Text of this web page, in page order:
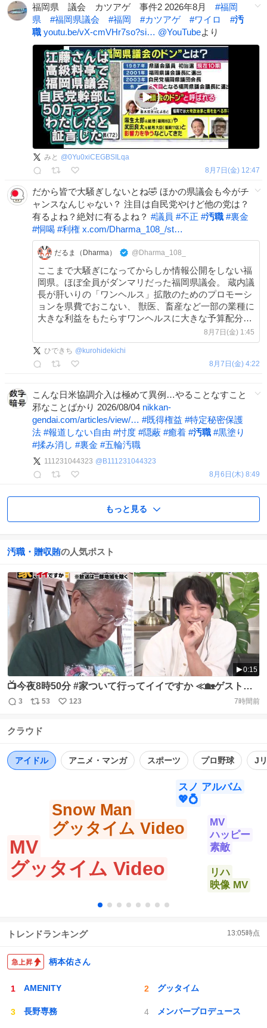
福岡県 議会 カツアゲ 事件2 2026年8月 #福岡
県
#福岡県議会 #福岡 #カツアゲ #ワイロ #汚
職 youtu.be/vX-cmVHr7so?si… @YouTubeより
みと @0Yu0xiCEGBSILqa
8月7日(金) 12:47
だから皆で大騒ぎしないとね🤣 ほかの県議会も今がチ
ャンスなんじゃない？ 注目は自民党やけど他の党は？
有るよね？絶対に有るよね？ #議員 #不正 #汚職 #裏金
#恫喝 #利権 x.com/Dharma_108_/st…
だるま（Dharma） @Dharma_108_
ここまで大騒ぎになってからしか情報公開をしない福
岡県。ほぼ全員がダンマリだった福岡県議会。 蔵内議
長が肝いりの「ワンヘルス」拡散のためのプロモーシ
ョンを県費でおこない、 獣医、畜産など一部の業種に
大きな利益をもたらすワンヘルスに大きな予算配分を
8月7日(金) 1:45
ひできち @ kurohidekichi
8月7日(金) 4:22
こんな日米協調介入は極めて異例…やることなすこと
邪なことばかり 2026/08/04 nikkan-
gendai.com/articles/view/… #既得権益 #特定秘密保護
法 #報道しない自由 #忖度 #隠蔽 #癒着 #汚職 #黒塗り
#揉み消し #裏金 #五輪汚職
111231044323 @ B111231044323
8月6日(木) 8:49
もっと見る
汚職・贈収賄の人気ポスト
0:15
📺今夜8時50分 #家ついて行ってイイですか ≪🏡ゲスト：#
坂口健太郎≫ 1⃣田中角栄の元秘書！戦後最大の汚職“ロッ
元信金マン！東日本大震災で変わった生活と趣味 3⃣40年
え支えあう夫婦の絆 https://t.co/XZzJosCxKn
返
数
3
リ
ス
数
53
い
123 7時間前
クラウド
アイドル アニメ・マンガ スポーツ プロ野球 J
MV
グッタイム Video
Snow Man
グッタイム Video
リハ
映像 MV
スノ アルバム
💖💍
MV
ハッピー
素敵
トレンドランキング 13:05時点
柄本佑さん
AMENITY グッタイム
長野専務 メンバープロデュース